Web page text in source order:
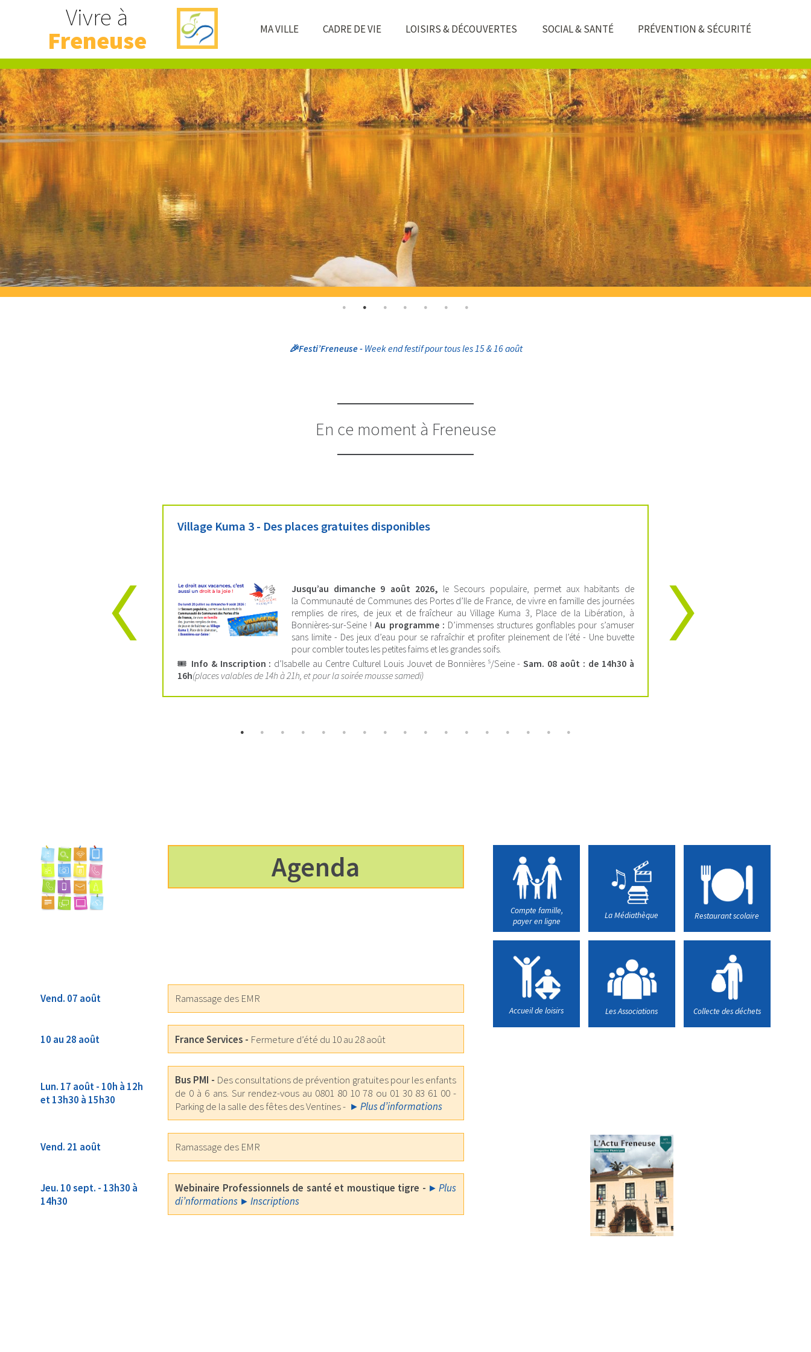
Vivre à
Freneuse MA VILLE CADRE DE VIE LOISIRS & DÉCOUVERTES SOCIAL & SANTÉ PRÉVENTION & SÉCURITÉ
📲APPLI INTRAMUROS
En ce moment à Freneuse
Village Kuma 3 - Des places gratuites disponibles
Jusqu’au dimanche 9 août 2026, le Secours populaire, permet aux habitants de
la Communauté de Communes des Portes d’Ile de France, de vivre en famille des journées
remplies de rires, de jeux et de fraîcheur au Village Kuma 3, Place de la Libération, à
Bonnières-sur-Seine !Au programme : D’immenses structures gonflables pour s’amuser
sans limite - Des jeux d’eau pour se rafraîchir et profiter pleinement de l’été - Une buvette
pour combler toutes les petites faims et les grandes soifs.
🎟️ Info & Inscription : d’Isabelle au Centre Culturel Louis Jouvet de Bonnières s/Seine -Sam. 08 août : de 14h30 à
16h(places valables de 14h à 21h, et pour la soirée mousse samedi)
Agenda
Vend. 07 août Ramassage des EMR
10 au 28 août France Services - Fermeture d’été du 10 au 28 août
Lun. 17 août - 10h à 12h
et 13h30 à 15h30
Bus PMI - Des consultations de prévention gratuites pour les enfants
de 0 à 6 ans. Sur rendez-vous au 0801 80 10 78 ou 01 30 83 61 00 -
Parking de la salle des fêtes des Ventines -
Plus d’informations
Vend. 21 août Ramassage des EMR
Jeu. 10 sept. - 13h30 à
14h30
Webinaire Professionnels de santé et moustique tigre -
Plus
di’nformations
Inscriptions
Compte famille,
payer en ligne
La Médiathèque Restaurant scolaire
Accueil de loisirs Les Associations Collecte des déchets